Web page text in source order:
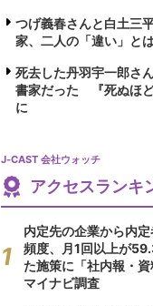
つげ義春さんと白土三
家、二人の「違い」と
死去した丹羽宇一郎さ
書家だった 『死ぬほ
に
J-CAST 会社ウォッチ
アクセスランキ
内定先の企業から内
頻度、月1回以上が
た施策に「社内報・
マイナビ調査